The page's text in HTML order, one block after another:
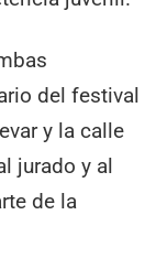
del festival
y la calle
jurado y al
de la